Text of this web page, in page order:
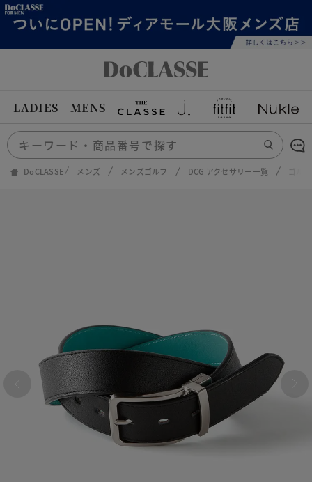
LADIES MENS
DoCLASSE メンズ メンズゴルフ DCG アクセサリー一覧 ゴル